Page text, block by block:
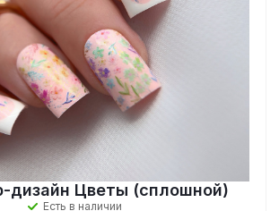
дизайн Цветы (сплошной)
Есть в наличии